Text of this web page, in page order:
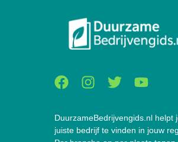
DuurzameBedrijvengids.nl helpt
juiste bedrijf te vinden in jouw